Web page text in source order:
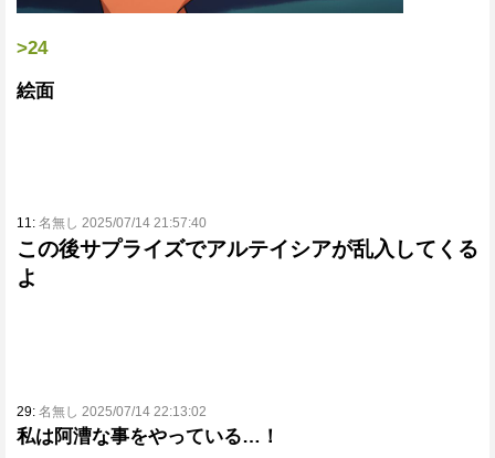
>24
絵面
11: 名無し 2025/07/14 21:57:40
この後サプライズでアルテイシアが乱入してくる
よ
29: 名無し 2025/07/14 22:13:02
私は阿漕な事をやっている…！